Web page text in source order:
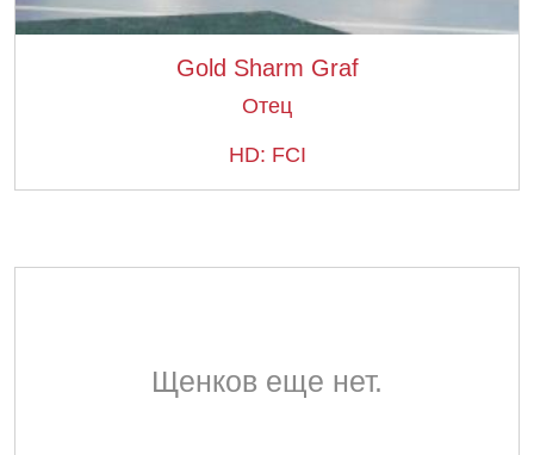
Gold Sharm Graf
Отец
HD: FCI
Щенков еще нет.